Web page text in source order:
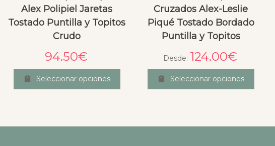
Alex Polipiel Jaretas
Tostado Puntilla y Topitos
Crudo
94.50€
Seleccionar opciones
Cruzados Alex-Leslie
Piqué Tostado Bordado
Puntilla y Topitos
Desde: 124.00€
Seleccionar opciones